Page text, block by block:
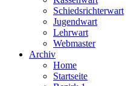
Schiedsrichterwart
Jugendwart
Lehrwart
Webmaster
Archiv
Home
Startseite